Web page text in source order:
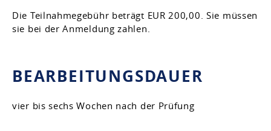
Die Teilnahmegebühr beträgt EUR 200,00. Sie müssen
sie bei der Anmeldung zahlen.
BEARBEITUNGSDAUER
vier bis sechs Wochen nach der Prüfung